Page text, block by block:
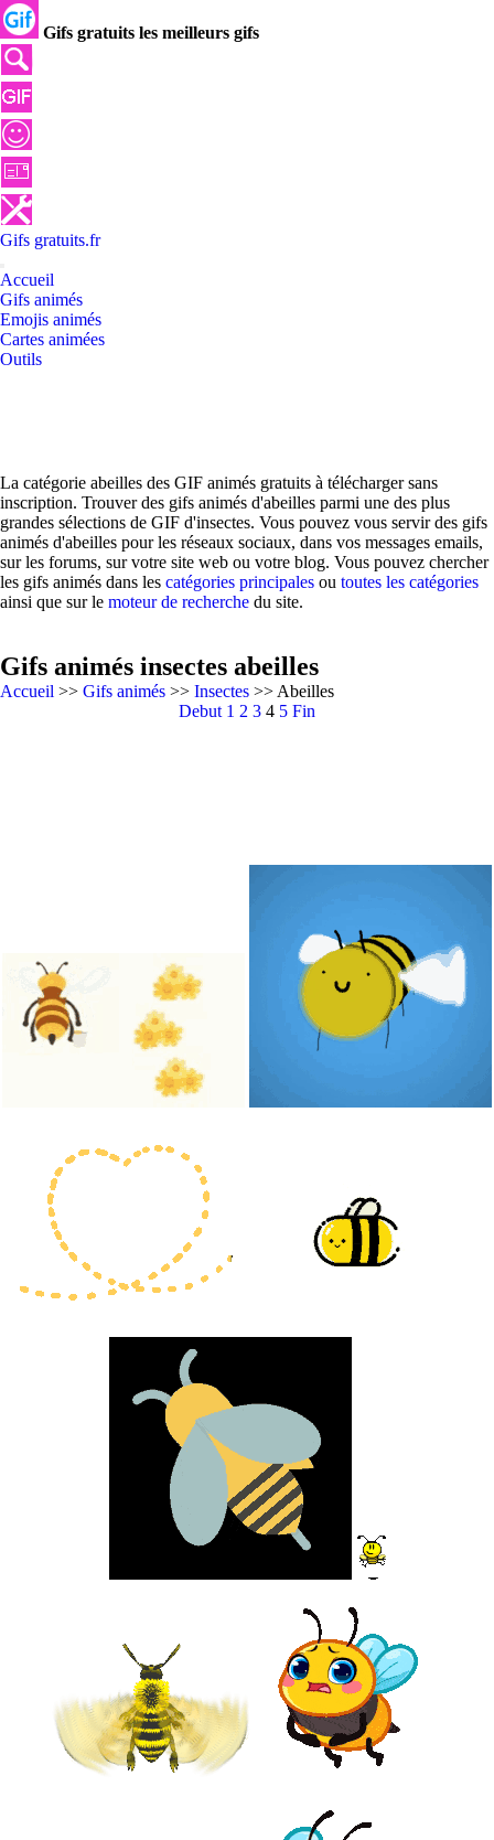
Gifs gratuits les meilleurs gifs
Gifs gratuits.fr
Accueil
Gifs animés
Emojis animés
Cartes animées
Outils
La catégorie abeilles des GIF animés gratuits à télécharger sans
inscription. Trouver des gifs animés d'abeilles parmi une des plus
grandes sélections de GIF d'insectes. Vous pouvez vous servir des gifs
animés d'abeilles pour les réseaux sociaux, dans vos messages emails,
sur les forums, sur votre site web ou votre blog. Vous pouvez chercher
les gifs animés dans les catégories principales ou toutes les catégories
ainsi que sur le moteur de recherche du site.
Gifs animés insectes abeilles
Accueil >> Gifs animés >> Insectes >> Abeilles
Debut 1 2 3 4 5 Fin